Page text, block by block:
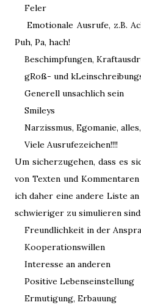
Feler
Emotionale Ausrufe, z.B.
Puh, Pa, hach!
Beschimpfungen,
gRoß- und
Generell unsachlich sein
Smileys
Narzissmus, Egomanie,
Viele Ausrufezeichen!!!!
Um sicherzugehen, dass es
von Texten und
ich daher eine andere Liste
schwieriger zu simulieren sind:
Freundlichkeit in der
Kooperationswillen
Interesse an anderen
Positive Lebenseinstellung
Ermutigung, Erbauung